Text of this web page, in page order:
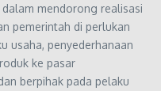
mendorong realisasi
pemerintah di perlukan
usaha, penyederhanaan
ke pasar
berpihak pada pelaku